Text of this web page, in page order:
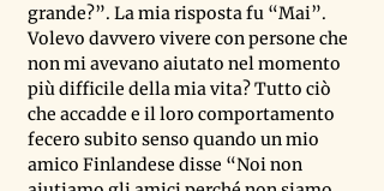
grande?”. La mia risposta fu “Mai”.
Volevo davvero vivere con persone che
non mi avevano aiutato nel momento
più difficile della mia vita? Tutto ciò
che accadde e il loro comportamento
fecero subito senso quando un mio
amico Finlandese disse “Noi non